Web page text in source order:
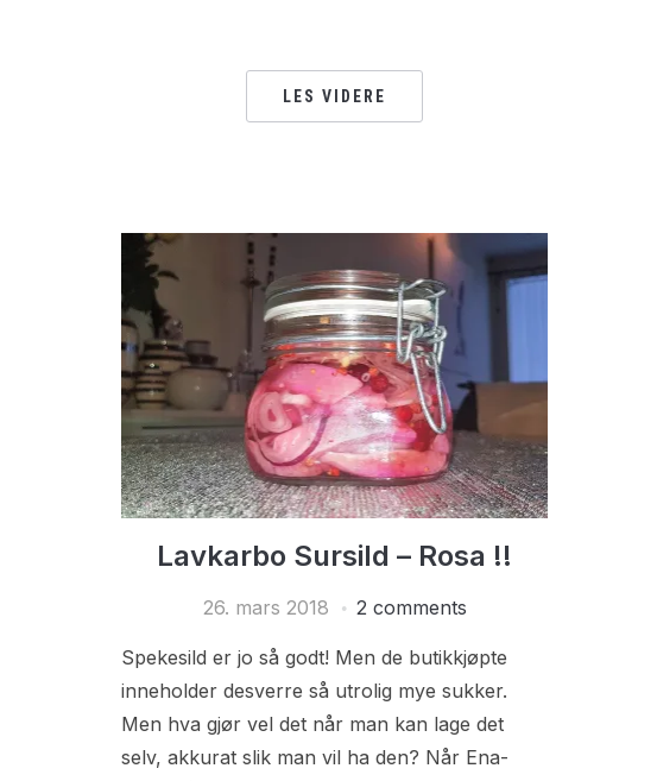
LES VIDERE
Lavkarbo Sursild – Rosa !!
26. mars 2018 2 comments
Spekesild er jo så godt! Men de butikkjøpte
inneholder desverre så utrolig mye sukker.
Men hva gjør vel det når man kan lage det
selv, akkurat slik man vil ha den? Når Ena-